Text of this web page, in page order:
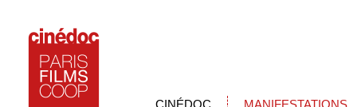
CINÉDOC MANIFESTATIONS